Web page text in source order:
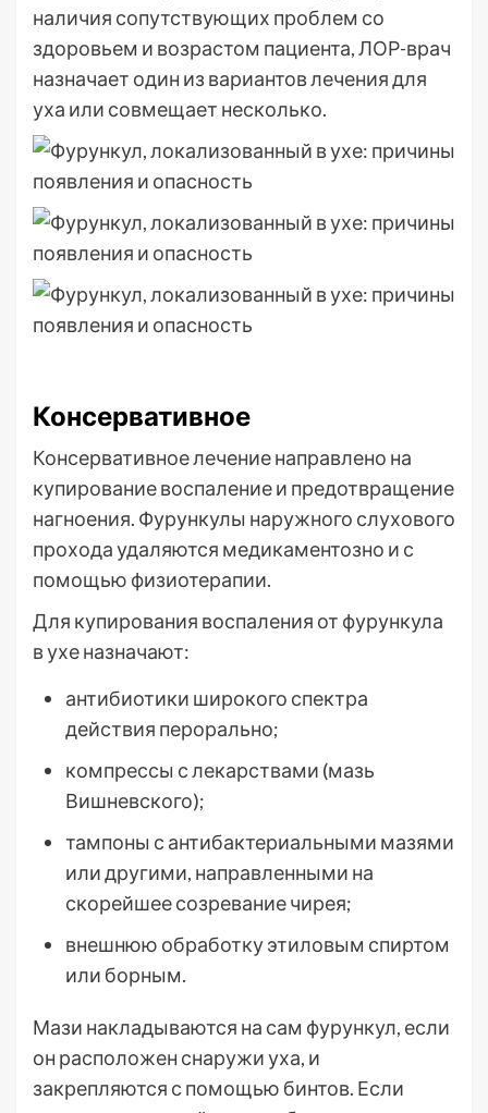
наличия сопутствующих проблем со
здоровьем и возрастом пациента, ЛОР-врач
назначает один из вариантов лечения для
уха или совмещает несколько.
Консервативное
Консервативное лечение направлено на
купирование воспаление и предотвращение
нагноения. Фурункулы наружного слухового
прохода удаляются медикаментозно и с
помощью физиотерапии.
Для купирования воспаления от фурункула
в ухе назначают:
антибиотики широкого спектра
действия перорально;
компрессы с лекарствами (мазь
Вишневского);
тампоны с антибактериальными мазями
или другими, направленными на
скорейшее созревание чирея;
внешнюю обработку этиловым спиртом
или борным.
Мази накладываются на сам фурункул, если
он расположен снаружи уха, и
закрепляются с помощью бинтов. Если